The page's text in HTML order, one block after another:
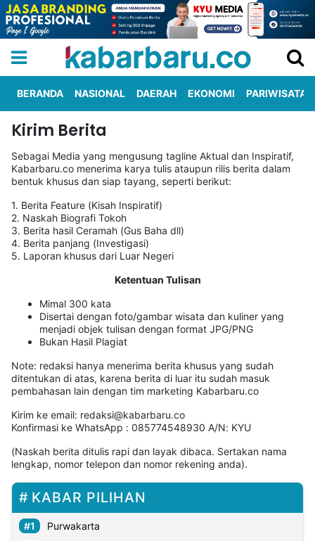
Informasi
Iklan
KabarbaruTV
Kirim
Berita
Tentang
Kami
Nasional
International
Olahraga
Entertainment
Daerah
Pariwisata
Kuliner
Kolom
Network
TREETAN
MULTIMEDIA
INDONESIA
Partner
Insight
NTB
Suara
Time
Lens
IDN
Daily
Jogja
Jalan
Rakyat
Idealita
News
Kita
Notice
Radar
Baru
Seedbacklink
Follow
BERANDA NASIONAL DAERAH EKONOMI PARIWISATA
Kirim Berita
Sebagai Media yang mengusung tagline Aktual dan Inspiratif,
Kabarbaru.co menerima karya tulis ataupun rilis berita dalam
bentuk khusus dan siap tayang, seperti berikut:
1. Berita Feature (Kisah Inspiratif)
2. Naskah Biografi Tokoh
3. Berita hasil Ceramah (Gus Baha dll)
4. Berita panjang (Investigasi)
5. Laporan khusus dari Luar Negeri
Ketentuan Tulisan
Mimal 300 kata
Disertai dengan foto/gambar wisata dan kuliner yang
menjadi objek tulisan dengan format JPG/PNG
Bukan Hasil Plagiat
Note: redaksi hanya menerima berita khusus yang sudah
ditentukan di atas, karena berita di luar itu sudah masuk
pembahasan lain dengan tim marketing Kabarbaru.co
Kirim ke email: redaksi@kabarbaru.co
Konfirmasi ke WhatsApp : 085774548930 A/N: KYU
(Naskah berita ditulis rapi dan layak dibaca. Sertakan nama
lengkap, nomor telepon dan nomor rekening anda).
KABAR PILIHAN
Purwakarta